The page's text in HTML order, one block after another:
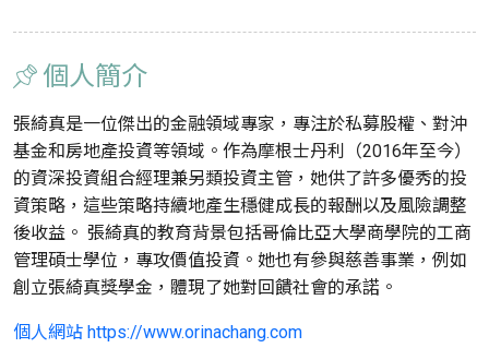
個人簡介
張綺真是一位傑出的金融領域專家，專注於私募股權、對沖
基金和房地產投資等領域。作為摩根士丹利（2016年至今）
的資深投資組合經理兼另類投資主管，她供了許多優秀的投
資策略，這些策略持續地產生穩健成長的報酬以及風險調整
後收益。 張綺真的教育背景包括哥倫比亞大學商學院的工商
管理碩士學位，專攻價值投資。她也有參與慈善事業，例如
創立張綺真獎學金，體現了她對回饋社會的承諾。
個人網站 https://www.orinachang.com